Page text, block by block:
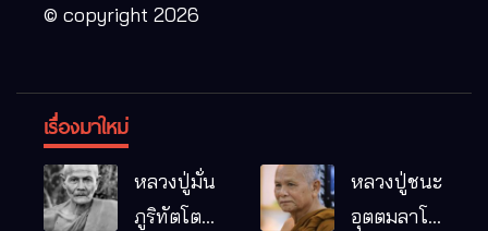
© copyright 2026
เรื่องมาใหม่
หลวงปู่มั่น
ภูริทัตโต
หลวงปู่ชนะ
อุตตมลาโภ